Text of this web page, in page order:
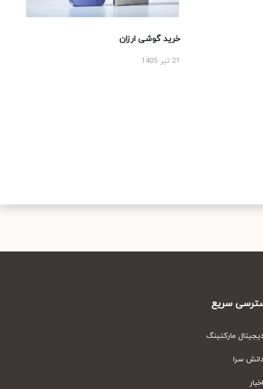
خرید گوشی ارزان
سریع
مارکتینگ
سرا